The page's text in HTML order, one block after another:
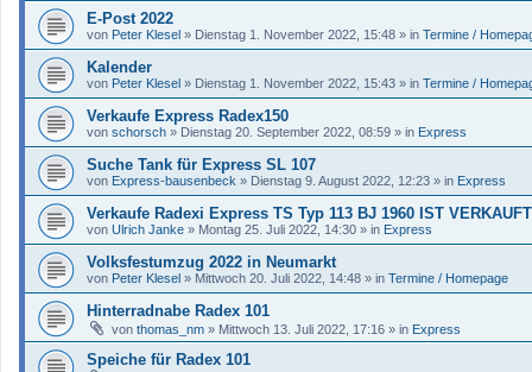
E-Post 2022
von Peter Klesel » Dienstag 1. November 2022, 15:48 » in Termine /
Kalender
von Peter Klesel » Dienstag 1. November 2022, 15:43 » in Termine /
Verkaufe Express Radex150
von schorsch » Dienstag 20. September 2022, 08:59 » in Express
Suche Tank für Express SL 107
von Express-bausenbeck » Dienstag 9. August 2022, 12:23 » in Express
Verkaufe Radexi Express TS Typ 113 BJ 1960 IST VERKAUFT
von Ulrich Janke » Montag 25. Juli 2022, 14:30 » in Express
Volksfestumzug 2022 in Neumarkt
von Peter Klesel » Mittwoch 20. Juli 2022, 14:48 » in Termine / Homepage
Hinterradnabe Radex 101
von thomas_nm » Mittwoch 13. Juli 2022, 17:16 » in Express
Speiche für Radex 101